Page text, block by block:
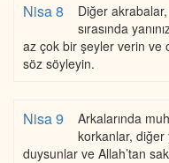
Nisa 8
Diğer
sırasında
az çok bir şeyler verin ve
söz söyleyin.
Nisa 9
Arkalarında
korkanlar, diğer
duysunlar ve Allah’tan